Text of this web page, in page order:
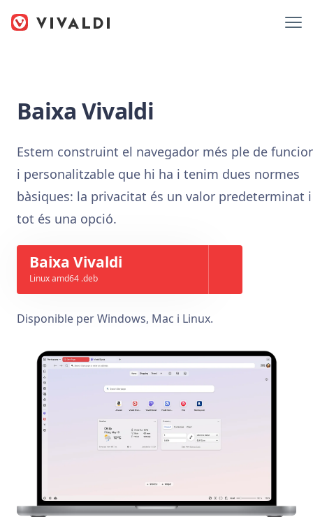
Baixa Vivaldi
Estem construint el navegador més ple de
i personalitzable que hi ha i tenim dues normes
bàsiques: la privacitat és un valor predeterminat i
tot és una opció.
Baixa Vivaldi
Linux amd64 .deb
Disponible per Windows, Mac i Linux.